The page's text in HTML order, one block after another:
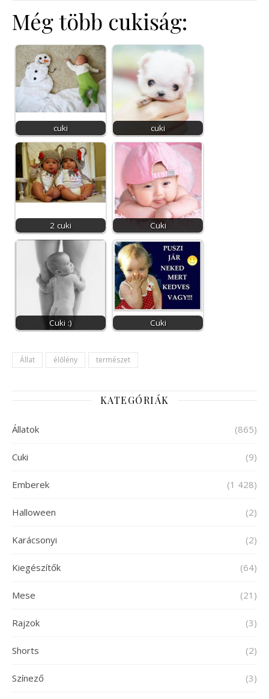
Még több cukiság:
cuki cuki
2 cuki Cuki
Cuki :) Cuki
Állat élőlény természet
KATEGÓRIÁK
Állatok (865)
Cuki (9)
Emberek (1 428)
Halloween (2)
Karácsonyi (2)
Kiegészítők (64)
Mese (21)
Rajzok (3)
Shorts (2)
Színező (3)